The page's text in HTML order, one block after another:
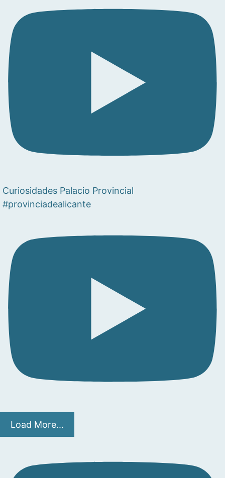
Curiosidades Palacio Provincial
#provinciadealicante
Load More...